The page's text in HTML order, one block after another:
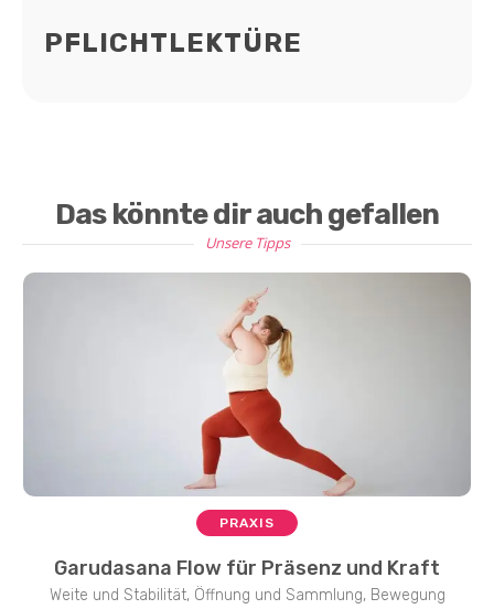
PFLICHTLEKTÜRE
Das könnte dir auch gefallen
Unsere Tipps
PRAXIS
Garudasana Flow für Präsenz und Kraft
Weite und Stabilität, Öffnung und Sammlung, Bewegung